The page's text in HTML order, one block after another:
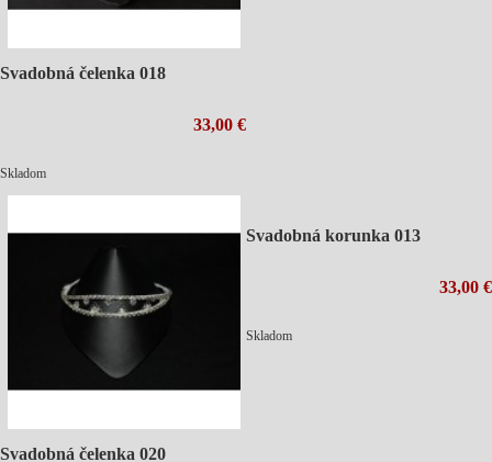
Svadobná čelenka 018
33,00 €
Skladom
Svadobná čelenka 020
Svadobná korunka 013
33,00 €
Skladom